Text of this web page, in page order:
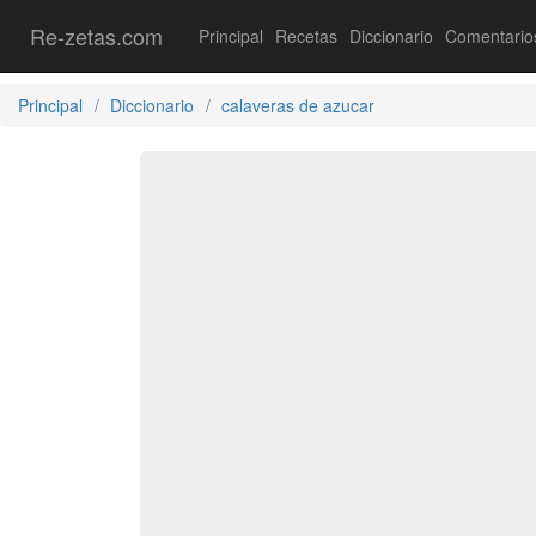
Re-zetas.com Principal Recetas Diccionario
Principal Diccionario calaveras de azucar